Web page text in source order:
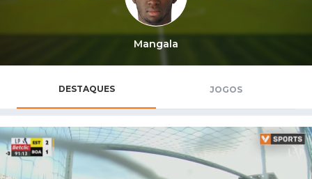
Mangala
DESTAQUES JOGOS